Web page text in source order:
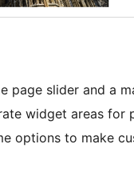
page slider and a
widget areas for
options to make